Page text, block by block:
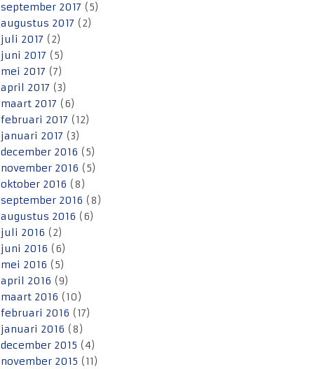
september 2017 (5)
augustus 2017 (2)
juli 2017 (2)
juni 2017 (5)
mei 2017 (7)
april 2017 (3)
maart 2017 (6)
februari 2017 (12)
januari 2017 (3)
december 2016 (5)
november 2016 (5)
oktober 2016 (8)
september 2016 (8)
augustus 2016 (6)
juli 2016 (2)
juni 2016 (6)
mei 2016 (5)
april 2016 (9)
maart 2016 (10)
februari 2016 (17)
januari 2016 (8)
december 2015 (4)
november 2015 (11)